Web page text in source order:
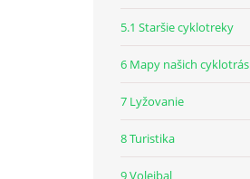
5.1 Staršie cyklotreky
6 Mapy našich cyklotrás
7 Lyžovanie
8 Turistika
9 Volejbal